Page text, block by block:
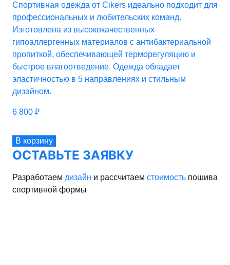
Спортивная одежда от Cikers идеально подходит для
профессиональных и любительских команд.
Изготовлена из высококачественных
гипоаллергенных материалов с антибактериальной
пропиткой, обеспечивающей терморегуляцию и
быстрое влагоотведение. Одежда обладает
эластичностью в 5 направлениях и стильным
дизайном.
6 800 ₽
В корзину
ОСТАВЬТЕ ЗАЯВКУ
Разработаем дизайн и рассчитаем стоимость пошива
спортивной формы